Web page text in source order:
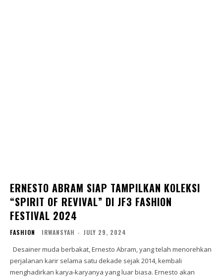
ERNESTO ABRAM SIAP TAMPILKAN KOLEKSI
“SPIRIT OF REVIVAL” DI JF3 FASHION
FESTIVAL 2024
FASHION IRWANSYAH - JULY 29, 2024
perjalanan karir selama satu dekade sejak 2014, kembali
menghadirkan karya-karyanya yang luar biasa. Ernesto akan